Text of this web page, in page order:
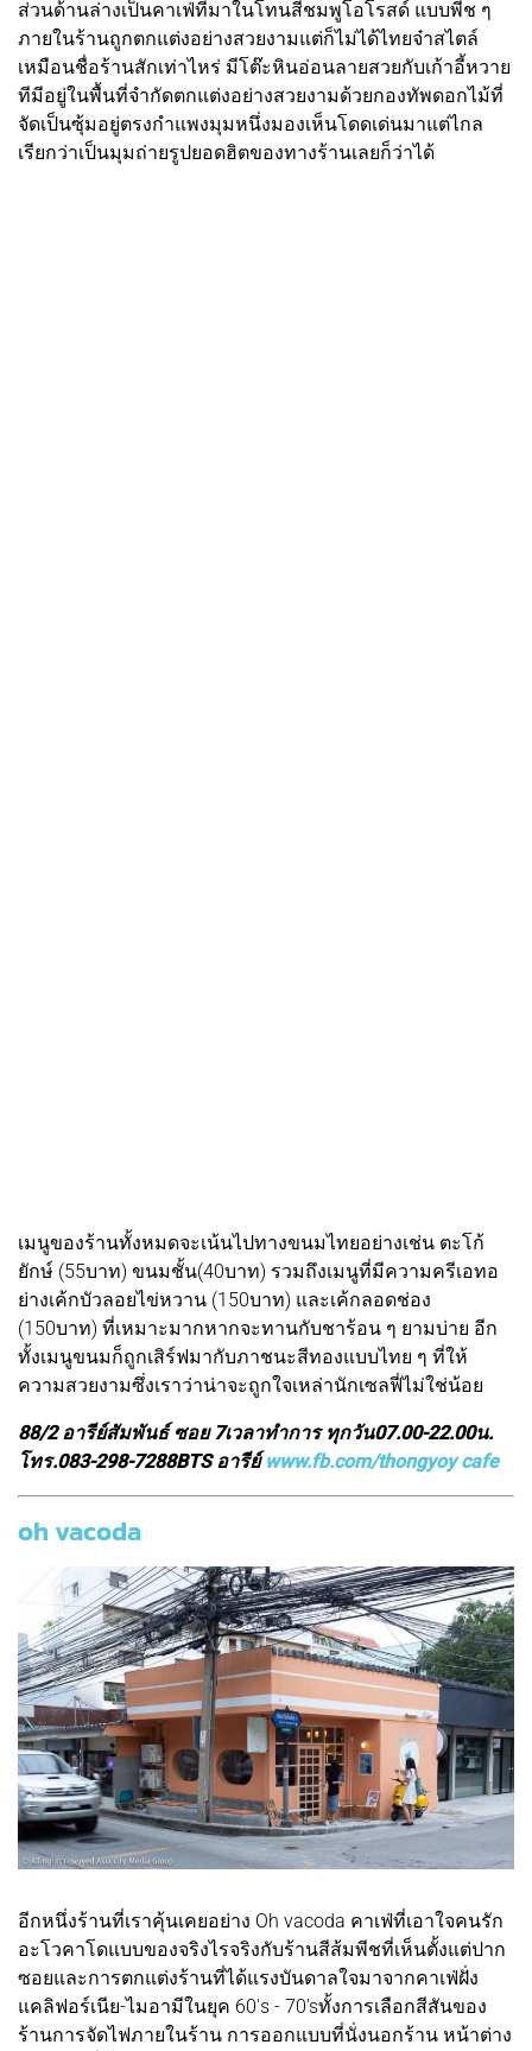
ส่วนด้านล่างเป็นคาเฟ่ที่มาในโทนสีชมพูโอโรสด์ แบบพีช ๆ
ภายในร้านถูกตกแต่งอย่างสวยงามแต่ก็ไม่ได้ไทยจ๋าสไตล์
เหมือนชื่อร้านสักเท่าไหร่ มีโต๊ะหินอ่อนลายสวยกับเก้าอี้หวาย
ทีมีอยู่ในพื้นที่จำกัดตกแต่งอย่างสวยงามด้วยกองทัพดอกไม้ที่
จัดเป็นซุ้มอยู่ตรงกำแพงมุมหนึ่งมองเห็นโดดเด่นมาแต่ไกล
เรียกว่าเป็นมุมถ่ายรูปยอดฮิตของทางร้านเลยก็ว่าได้
เมนูของร้านทั้งหมดจะเน้นไปทางขนมไทยอย่างเช่น ตะโก้
ยักษ์ (55บาท) ขนมชั้น(40บาท) รวมถึงเมนูที่มีความครีเอทอ
ย่างเค้กบัวลอยไข่หวาน (150บาท) และเค้กลอดช่อง
(150บาท) ที่เหมาะมากหากจะทานกับชาร้อน ๆ ยามบ่าย อีก
ทั้งเมนูขนมก็ถูกเสิร์ฟมากับภาชนะสีทองแบบไทย ๆ ที่ให้
ความสวยงามซึ่งเราว่าน่าจะถูกใจเหล่านักเซลฟี่ไม่ใช่น้อย
88/2 อารีย์สัมพันธ์ ซอย 7เวลาทำการ ทุกวัน07.00-22.00น.
โทร.083-298-7288BTS อารีย์ www.fb.com/thongyoy cafe
oh vacoda
อีกหนึ่งร้านที่เราคุ้นเคยอย่าง Oh vacoda คาเฟ่ที่เอาใจคนรัก
อะโวคาโดแบบของจริงไรจริงกับร้านสีส้มพีชที่เห็นตั้งแต่ปาก
ซอยและการตกแต่งร้านที่ได้แรงบันดาลใจมาจากคาเฟ่ฝั่ง
แคลิฟอร์เนีย-ไมอามีในยุค 60's - 70'sทั้งการเลือกสีสันของ
ร้านการจัดไฟภายในร้าน การออกแบบที่นั่งนอกร้าน หน้าต่าง